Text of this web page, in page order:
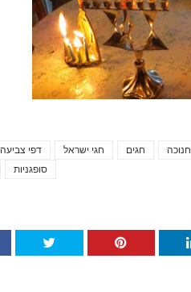
דפי צביעה חגי ישראל חגים חנוכה
סופגניות